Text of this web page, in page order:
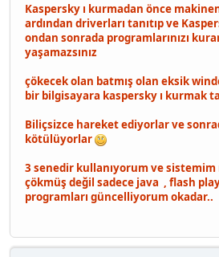
Kaspersky ı kurmadan önce
ardından driverları tanıtıp ve
ondan sonrada programlarınızı
yaşamazsınız
çökecek olan batmış olan eksik
bir bilgisayara kaspersky ı kurmak
Biliçsizce hareket ediyorlar ve
kötülüyorlar
3 senedir kullanıyorum ve
çökmüş değil sadece java , flash
programları güncelliyorum okadar..